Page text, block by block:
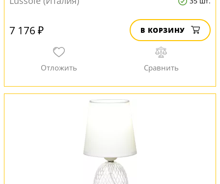
7 176 ₽ В КОРЗИНУ